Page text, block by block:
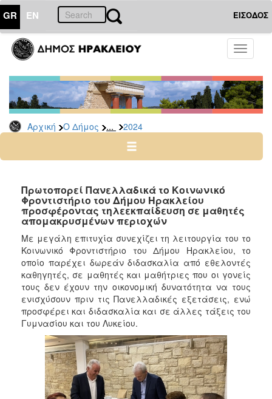
GR EN ΕΙΣΟΔΟΣ
Toggle
Αρχική Ο Δήμος ... 2024
ΔΗΜΟΣ
Δελτία
Τύπου
Αρχείο
2026
2024
2022
2021
2020
2019
2018
2017
2016
2015
2013
2012
2011
Πρωτοπορεί Πανελλαδικά το Κοινωνικό
Φροντιστήριο του Δήμου Ηρακλείου
προσφέροντας τηλεεκπαίδευση σε μαθητές
απομακρυσμένων περιοχών
Με μεγάλη επιτυχία συνεχίζει τη λειτουργία του το
Κοινωνικό Φροντιστήριο του Δήμου Ηρακλείου, το
οποίο παρέχει δωρεάν διδασκαλία από εθελοντές
καθηγητές, σε μαθητές και μαθήτριες που οι γονείς
τους δεν έχουν την οικονομική δυνατότητα να τους
ενισχύσουν πριν τις Πανελλαδικές εξετάσεις, ενώ
προσφέρει και διδασκαλία και σε άλλες τάξεις του
Γυμνασίου και του Λυκείου.